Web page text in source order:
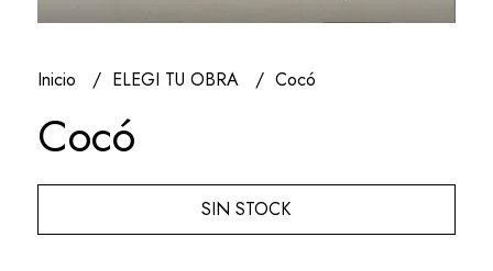
Inicio ELEGI TU OBRA Cocó
Cocó
SIN STOCK